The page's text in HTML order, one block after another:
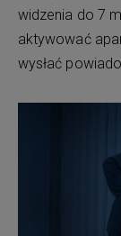
widzenia do 7
aktywować
wysłać